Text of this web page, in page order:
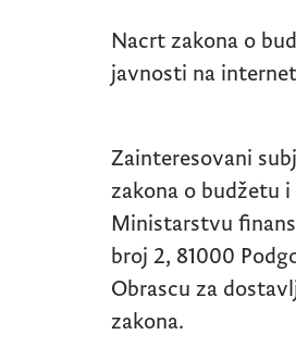
Nacrt zakona o
javnosti na
Zainteresovani
zakona o budžetu
Ministarstvu
broj 2, 81000
Obrascu za
zakona.